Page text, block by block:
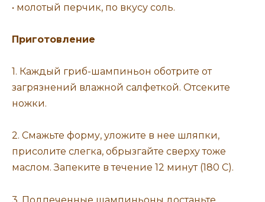
• молотый перчик, по вкусу соль.
Приготовление
1. Каждый гриб-шампиньон оботрите от
загрязнений влажной салфеткой. Отсеките
ножки.
2. Смажьте форму, уложите в нее шляпки,
присолите слегка, обрызгайте сверху тоже
маслом. Запеките в течение 12 минут (180 С).
3. Подпеченные шампиньоны достаньте.